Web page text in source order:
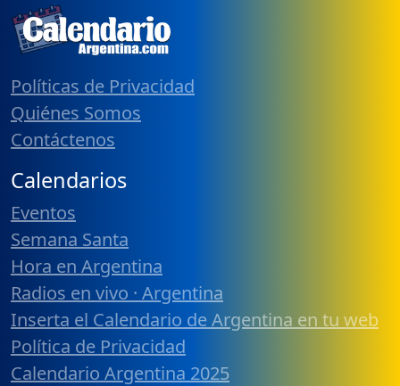
Políticas de Privacidad
Quiénes Somos
Contáctenos
Calendarios
Eventos
Semana Santa
Hora en Argentina
Radios en vivo · Argentina
Inserta el Calendario de Argentina en tu web
Política de Privacidad
Calendario Argentina 2025